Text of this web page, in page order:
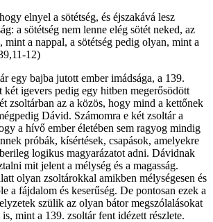
elnyel a sötétség, és éjszakává lesz
a sötétség nem lenne elég sötét neked, az
mint a nappal, a sötétség pedig olyan, mint a
12)
egy bajba jutott ember imádsága, a 139.
igevers pedig egy hitben megerősödött
zsoltárban az a közös, hogy mind a kettőnek
Dávid. Számomra e két zsoltár a
a hívő ember életében sem ragyog mindig
próbák, kísértések, csapások, amelyekre
logikus magyarázatot adni. Dávidnak
mit jelent a mélység és a magasság.
olyan zsoltárokkal amikben mélységesen és
a fájdalom és keserűség. De pontosan ezek a
szülik az olyan bátor megszólalásokat
mint a 139. zsoltár fent idézett részlete.